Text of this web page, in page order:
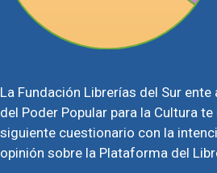
La Fundación Librerías del Sur
del Poder Popular para la Cultura
siguiente cuestionario con la
opinión sobre la Plataforma del